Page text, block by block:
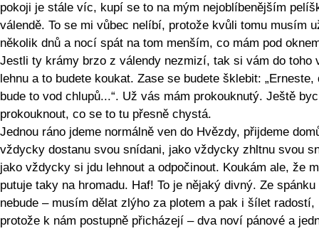
pokoji je stále víc, kupí se to na mým nejoblíbenějším
válendě. To se mi vůbec nelíbí, protože kvůli tomu musím
několik dnů a nocí spát na tom menším, co mám pod
Jestli ty krámy brzo z válendy nezmizí, tak si vám do toho
lehnu a to budete koukat. Zase se budete šklebit: „Erneste,
bude to vod chlupů...“. Už vás mám prokouknutý. Ještě
prokouknout, co se to tu přesně chystá.
Jednou ráno jdeme normálně ven do Hvězdy, přijdeme
vždycky dostanu svou snídani, jako vždycky zhltnu svou
jako vždycky si jdu lehnout a odpočinout. Koukám ale, že
putuje taky na hromadu. Haf! To je nějaký divný. Ze spánku
nebude – musím dělat zlýho za plotem a pak i šílet radostí,
protože k nám postupně přicházejí – dva noví pánové a